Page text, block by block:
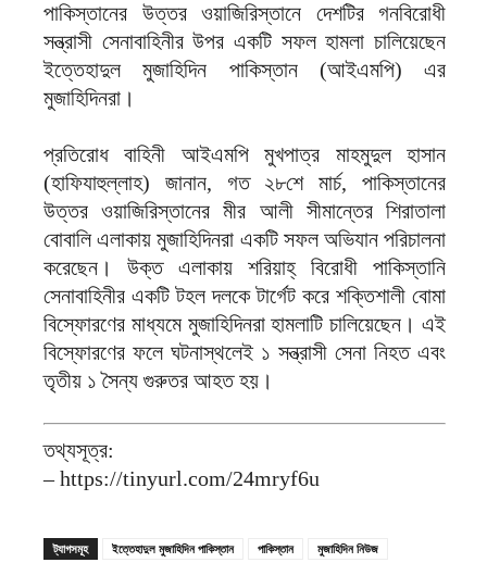
পাকিস্তানের উত্তর ওয়াজিরিস্তানে দেশটির গনবিরোধী
সন্ত্রাসী সেনাবাহিনীর উপর একটি সফল হামলা চালিয়েছেন
ইত্তেহাদুল মুজাহিদিন পাকিস্তান (আইএমপি) এর
মুজাহিদিনরা।
প্রতিরোধ বাহিনী আইএমপি মুখপাত্র মাহমুদুল হাসান
(হাফিযাহুল্লাহ) জানান, গত ২৮শে মার্চ, পাকিস্তানের
উত্তর ওয়াজিরিস্তানের মীর আলী সীমান্তের শিরাতালা
বোবালি এলাকায় মুজাহিদিনরা একটি সফল অভিযান পরিচালনা
করেছেন। উক্ত এলাকায় শরিয়াহ্ বিরোধী পাকিস্তানি
সেনাবাহিনীর একটি টহল দলকে টার্গেট করে শক্তিশালী বোমা
বিস্ফোরণের মাধ্যমে মুজাহিদিনরা হামলাটি চালিয়েছেন। এই
বিস্ফোরণের ফলে ঘটনাস্থলেই ১ সন্ত্রাসী সেনা নিহত এবং
তৃতীয় ১ সৈন্য গুরুতর আহত হয়।
তথ্যসূত্র:
– https://tinyurl.com/24mryf6u
ট্যাগসমূহ ইত্তেহাদুল মুজাহিদিন পাকিস্তান পাকিস্তান মুজাহিদিন নিউজ